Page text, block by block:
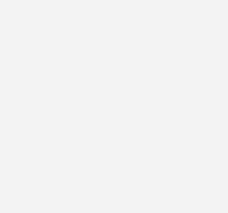
von AGC Glass Europe schützt
Glaskorrosion.